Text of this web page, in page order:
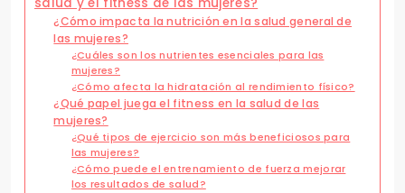
¿Cómo impacta la nutrición en la salud general de
las mujeres?
¿Cuáles son los nutrientes esenciales para las
mujeres?
¿Cómo afecta la hidratación al rendimiento físico?
¿Qué papel juega el fitness en la salud de las
mujeres?
¿Qué tipos de ejercicio son más beneficiosos para
las mujeres?
¿Cómo puede el entrenamiento de fuerza mejorar
los resultados de salud?